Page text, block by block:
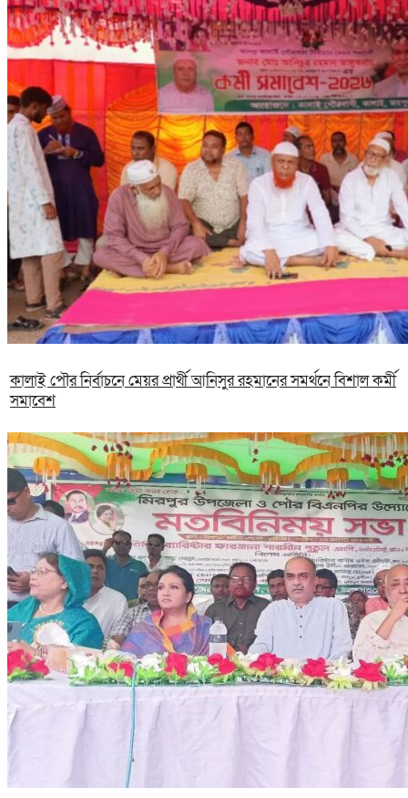
কালাই পৌর নির্বাচনে মেয়র প্রার্থী আনিসুর রহমানের সমর্থনে বিশাল কর্মী
সমাবেশ